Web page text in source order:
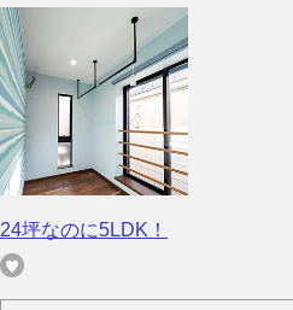
24坪なのに5LDK！